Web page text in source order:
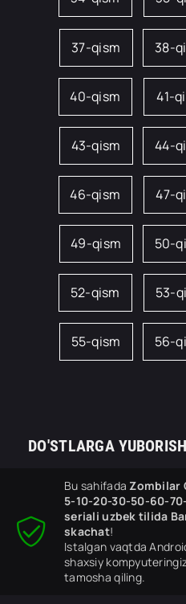
37-qism 38-
40-qism 41-
43-qism 44-
46-qism 47-
49-qism 50-
52-qism 53-
55-qism 56-
DO'STLARGA
Bu sahifadaZombilar
5-10-20-30-50-60-
seriali uzbek tilida
skachat!
Istalgan vaqtda
shaxsiy
tamosha qiling.